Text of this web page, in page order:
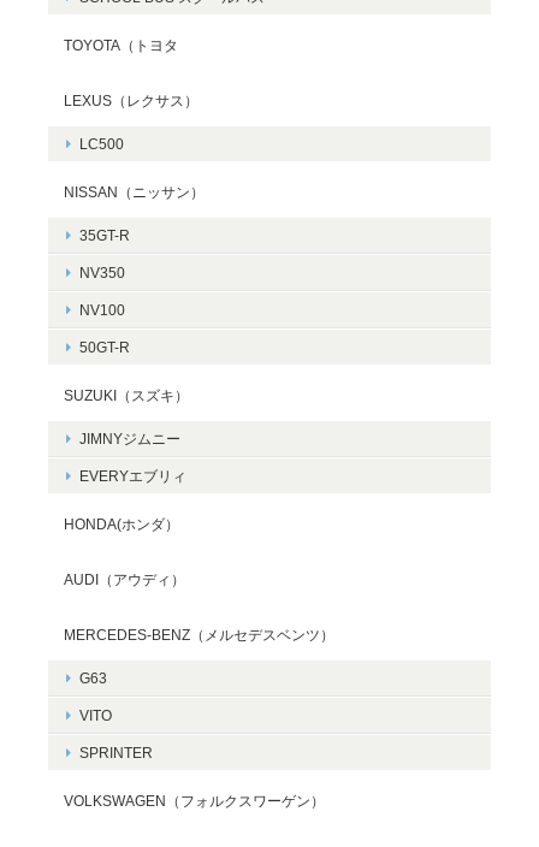
TOYOTA（トヨタ
LEXUS（レクサス）
LC500
NISSAN（ニッサン）
35GT-R
NV350
NV100
50GT-R
SUZUKI（スズキ）
JIMNYジムニー
EVERYエブリィ
HONDA(ホンダ）
AUDI（アウディ）
MERCEDES-BENZ（メルセデスベンツ）
G63
VITO
SPRINTER
VOLKSWAGEN（フォルクスワーゲン）